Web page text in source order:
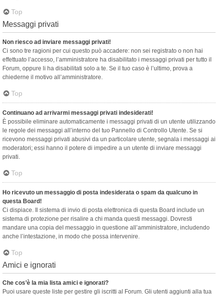
Top
Messaggi privati
Non riesco ad inviare messaggi privati!
Ci sono tre ragioni per cui questo può accadere: non sei registrato o non hai
effettuato l’accesso, l’amministratore ha disabilitato i messaggi privati per tutto il
Forum, oppure li ha disabilitati solo a te. Se il tuo caso è l’ultimo, prova a
chiederne il motivo all’amministratore.
Top
Continuano ad arrivarmi messaggi privati indesiderati!
È possibile eliminare automaticamente i messaggi privati ​​di un utente utilizzando
le regole dei messaggi all’interno del tuo Pannello di Controllo Utente. Se si
ricevono messaggi privati ​​abusivi da un particolare utente, segnala i messaggi ai
moderatori; essi hanno il potere di impedire a un utente di inviare messaggi
privati​​.
Top
Ho ricevuto un messaggio di posta indesiderata o spam da qualcuno in
questa Board!
Ci dispiace. Il sistema di invio di posta elettronica di questa Board include un
sistema di protezione per risalire a chi manda questi messaggi. Dovresti
mandare una copia del messaggio in questione all’amministratore, includendo
anche l’intestazione, in modo che possa intervenire.
Top
Amici e ignorati
Che cos’è la mia lista amici e ignorati?
Puoi usare queste liste per gestire gli iscritti al Forum. Gli utenti aggiunti alla tua